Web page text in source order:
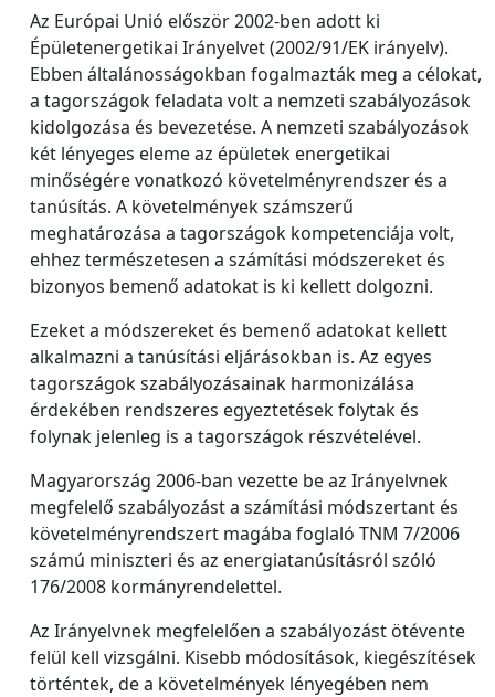
Az Európai Unió először 2002-ben adott ki
Épületenergetikai Irányelvet (2002/91/EK irányelv).
Ebben általánosságokban fogalmazták meg a célokat,
a tagországok feladata volt a nemzeti szabályozások
kidolgozása és bevezetése. A nemzeti szabályozások
két lényeges eleme az épületek energetikai
minőségére vonatkozó követelményrendszer és a
tanúsítás. A követelmények számszerű
meghatározása a tagországok kompetenciája volt,
ehhez természetesen a számítási módszereket és
bizonyos bemenő adatokat is ki kellett dolgozni.
Ezeket a módszereket és bemenő adatokat kellett
alkalmazni a tanúsítási eljárásokban is. Az egyes
tagországok szabályozásainak harmonizálása
érdekében rendszeres egyeztetések folytak és
folynak jelenleg is a tagországok részvételével.
Magyarország 2006-ban vezette be az Irányelvnek
megfelelő szabályozást a számítási módszertant és
követelményrendszert magába foglaló TNM 7/2006
számú miniszteri és az energiatanúsításról szóló
176/2008 kormányrendelettel.
Az Irányelvnek megfelelően a szabályozást ötévente
felül kell vizsgálni. Kisebb módosítások, kiegészítések
történtek, de a követelmények lényegében nem